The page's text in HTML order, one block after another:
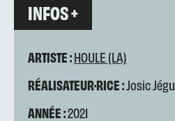
INFOS +
ARTISTE :HOULE (LA)
RÉALISATEUR·RICE :Josic Jégu
ANNÉE :2021